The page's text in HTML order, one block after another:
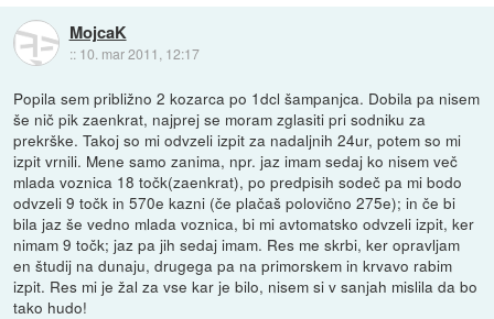
MojcaK
:: 10. mar 2011, 12:17
Popila sem približno 2 kozarca po 1dcl šampanjca. Dobila pa nisem
še nič pik zaenkrat, najprej se moram zglasiti pri sodniku za
prekrške. Takoj so mi odvzeli izpit za nadaljnih 24ur, potem so mi
izpit vrnili. Mene samo zanima, npr. jaz imam sedaj ko nisem več
mlada voznica 18 točk(zaenkrat), po predpisih sodeč pa mi bodo
odvzeli 9 točk in 570e kazni (če plačaš polovično 275e); in če bi
bila jaz še vedno mlada voznica, bi mi avtomatsko odvzeli izpit, ker
nimam 9 točk; jaz pa jih sedaj imam. Res me skrbi, ker opravljam
en študij na dunaju, drugega pa na primorskem in krvavo rabim
izpit. Res mi je žal za vse kar je bilo, nisem si v sanjah mislila da bo
tako hudo!